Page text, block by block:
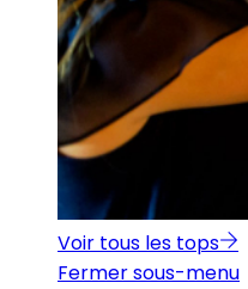
Voir tous les tops
Fermer sous-menu